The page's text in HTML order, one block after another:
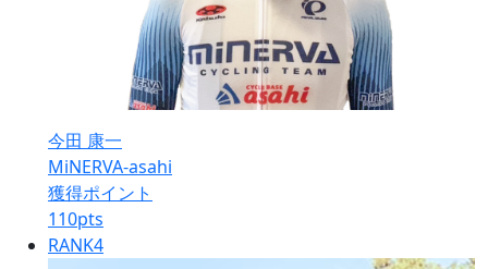
今田 康一
MiNERVA-asahi
獲得ポイント
110pts
RANK4